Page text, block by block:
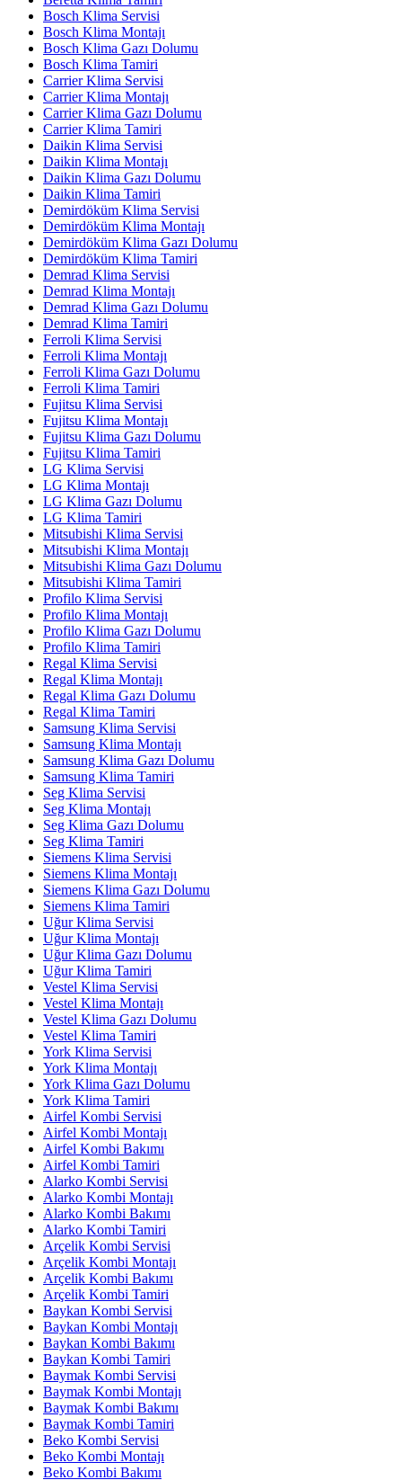
Bosch Klima Servisi
Bosch Klima Montajı
Bosch Klima Gazı Dolumu
Bosch Klima Tamiri
Carrier Klima Servisi
Carrier Klima Montajı
Carrier Klima Gazı Dolumu
Carrier Klima Tamiri
Daikin Klima Servisi
Daikin Klima Montajı
Daikin Klima Gazı Dolumu
Daikin Klima Tamiri
Demirdöküm Klima Servisi
Demirdöküm Klima Montajı
Demirdöküm Klima Gazı Dolumu
Demirdöküm Klima Tamiri
Demrad Klima Servisi
Demrad Klima Montajı
Demrad Klima Gazı Dolumu
Demrad Klima Tamiri
Ferroli Klima Servisi
Ferroli Klima Montajı
Ferroli Klima Gazı Dolumu
Ferroli Klima Tamiri
Fujitsu Klima Servisi
Fujitsu Klima Montajı
Fujitsu Klima Gazı Dolumu
Fujitsu Klima Tamiri
LG Klima Servisi
LG Klima Montajı
LG Klima Gazı Dolumu
LG Klima Tamiri
Mitsubishi Klima Servisi
Mitsubishi Klima Montajı
Mitsubishi Klima Gazı Dolumu
Mitsubishi Klima Tamiri
Profilo Klima Servisi
Profilo Klima Montajı
Profilo Klima Gazı Dolumu
Profilo Klima Tamiri
Regal Klima Servisi
Regal Klima Montajı
Regal Klima Gazı Dolumu
Regal Klima Tamiri
Samsung Klima Servisi
Samsung Klima Montajı
Samsung Klima Gazı Dolumu
Samsung Klima Tamiri
Seg Klima Servisi
Seg Klima Montajı
Seg Klima Gazı Dolumu
Seg Klima Tamiri
Siemens Klima Servisi
Siemens Klima Montajı
Siemens Klima Gazı Dolumu
Siemens Klima Tamiri
Uğur Klima Servisi
Uğur Klima Montajı
Uğur Klima Gazı Dolumu
Uğur Klima Tamiri
Vestel Klima Servisi
Vestel Klima Montajı
Vestel Klima Gazı Dolumu
Vestel Klima Tamiri
York Klima Servisi
York Klima Montajı
York Klima Gazı Dolumu
York Klima Tamiri
Airfel Kombi Servisi
Airfel Kombi Montajı
Airfel Kombi Bakımı
Airfel Kombi Tamiri
Alarko Kombi Servisi
Alarko Kombi Montajı
Alarko Kombi Bakımı
Alarko Kombi Tamiri
Arçelik Kombi Servisi
Arçelik Kombi Montajı
Arçelik Kombi Bakımı
Arçelik Kombi Tamiri
Baykan Kombi Servisi
Baykan Kombi Montajı
Baykan Kombi Bakımı
Baykan Kombi Tamiri
Baymak Kombi Servisi
Baymak Kombi Montajı
Baymak Kombi Bakımı
Baymak Kombi Tamiri
Beko Kombi Servisi
Beko Kombi Montajı
Beko Kombi Bakımı